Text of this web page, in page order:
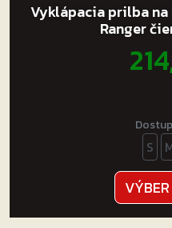
Vyklápacia prilba
Ranger
S